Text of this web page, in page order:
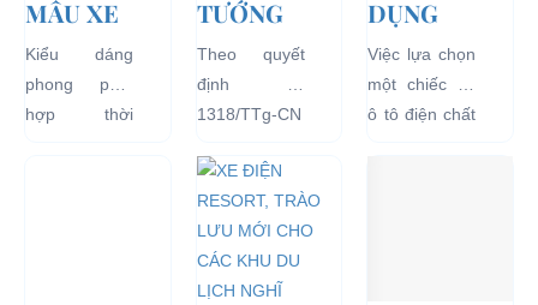
MẪU XE
Ô TÔ
ĐIỆN
THỊNH
HÀNH VÀ
Kiểu dáng
phong phú,
hợp thời
TƯỚNG
CHÍNH
PHỦ
ĐỒNG Ý
ĐIỂM XE
ĐIỆN 04
BÁNH
CHỞ
KHÁCH
Theo quyết
định số
1318/TTg-CN
27/09/2018,
Thủ tướng
Chính phủ đã
đồng ý việc
thí điểm việc
DỤNG
XE Ô TÔ
ĐIỆN ĐỂ
TĂNG
TUỔI
Việc lựa chọn
một chiếc xe
ô tô điện chất